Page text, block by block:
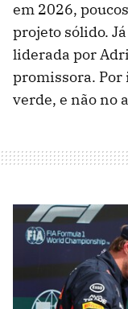
em 2026,
projeto sólido.
liderada por
promissora. Por
verde, e não no